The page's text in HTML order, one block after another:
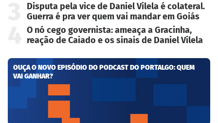
Disputa pela vice de Daniel Vilela é colateral.
Guerra é pra ver quem vai mandar em Goiás
O nó cego governista: ameaça a Gracinha,
reação de Caiado e os sinais de Daniel Vilela
OUÇA O NOVO EPISÓDIO DO PODCAST DO PORTALGO: QUEM
VAI GANHAR?